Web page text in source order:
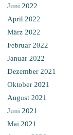
Juni 2022
April 2022
März 2022
Februar 2022
Januar 2022
Dezember 2021
Oktober 2021
August 2021
Juni 2021
Mai 2021